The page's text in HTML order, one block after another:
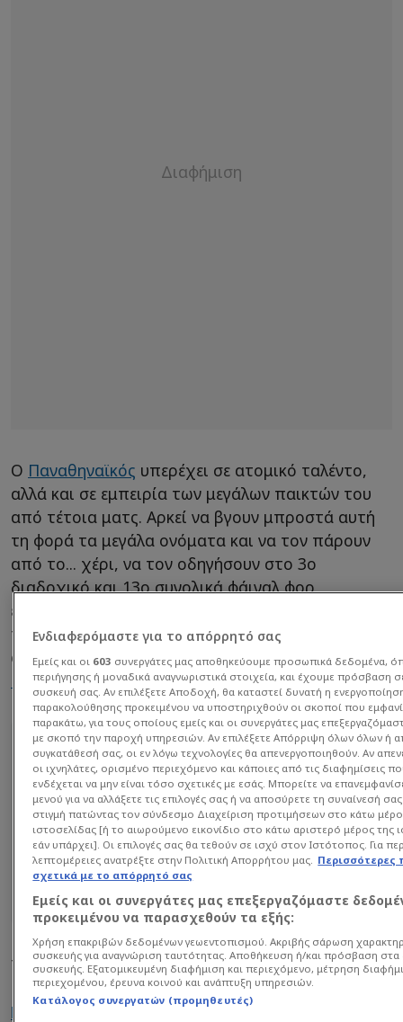
Ο Παναθηναϊκός υπερέχει σε ατομικό ταλέντο,
αλλά και σε εμπειρία των μεγάλων παικτών του
από τέτοια ματς. Αρκεί να βγουν μπροστά αυτή
τη φορά τα μεγάλα ονόματα και να τον πάρουν
από το... χέρι, να τον οδηγήσουν στο 3ο
διαδοχικό και 13ο συνολικά φάιναλ φορ
ευρωπαϊκής διοργάνωσης στην Ιστορία του. Αν
τα καταφέρει ο Παναθηναϊκός θα γίνει η πρώτη
ομάδα που προκρίνεται σε φάιναλ φορ
Euroleagueμέσω Play In!
Διαβάστε επίσης...
Υπογράφει Έλληνα MVP της
φετινής Super League ο
ΠΑΟ - Σούπερ Deal 300.000!
Πρώτη… νίκη Μυστακίδη
κόντρα στον Ολυμπιακό -
Υπογράφει 3+1 Έλληνες ο
ΠΑΟΚ!
Τόλης Κοτζιάς, Χρήστος Καούρης και Βαγγέλης
Καράμαλης ανέλυσαν στην«Euroleague Buzzer
Beater» του Sportdog.gr τι πρέπει να κάνει ο
Ενδιαφερόμαστε για το απόρρητό σας
Εμείς και οι 603 συνεργάτες μας αποθηκεύουμε προσωπικά δεδομένα,
περιήγησης ή μοναδικά αναγνωριστικά στοιχεία, και έχουμε πρόσβαση
συσκευή σας. Αν επιλέξετε Αποδοχή, θα καταστεί δυνατή η
παρακολούθησης προκειμένου να υποστηριχθούν οι σκοποί που
παρακάτω, για τους οποίους εμείς και οι συνεργάτες μας
με σκοπό την παροχή υπηρεσιών. Αν επιλέξετε Απόρριψη όλων όλων ή
συγκατάθεσή σας, οι εν λόγω τεχνολογίες θα απενεργοποιηθούν. Αν
οι ιχνηλάτες, ορισμένο περιεχόμενο και κάποιες από τις διαφημίσεις
ενδέχεται να μην είναι τόσο σχετικές με εσάς. Μπορείτε να
μενού για να αλλάξετε τις επιλογές σας ή να αποσύρετε τη συναίνεσή
στιγμή πατώντας τον σύνδεσμο Διαχείριση προτιμήσεων στο κάτω
ιστοσελίδας [ή το αιωρούμενο εικονίδιο στο κάτω αριστερό μέρος της
εάν υπάρχει]. Οι επιλογές σας θα τεθούν σε ισχύ στον Ιστότοπος. Για
λεπτομέρειες ανατρέξτε στην Πολιτική Απορρήτου μας. Περισσότερες
σχετικά με το απόρρητό σας
Εμείς και οι συνεργάτες μας επεξεργαζόμαστε
προκειμένου να παρασχεθούν τα εξής:
Χρήση επακριβών δεδομένων γεωεντοπισμού. Ακριβής σάρωση
συσκευής για αναγνώριση ταυτότητας. Αποθήκευση ή/και πρόσβαση στα
συσκευής. Εξατομικευμένη διαφήμιση και περιεχόμενο, μέτρηση
περιεχομένου, έρευνα κοινού και ανάπτυξη υπηρεσιών.
Κατάλογος συνεργατών (προμηθευτές)